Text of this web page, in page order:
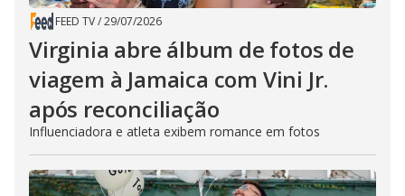
FEED TV/29/07/2026
Virginia abre álbum de fotos de
viagem à Jamaica com Vini Jr.
após reconciliação
Influenciadora e atleta exibem romance em fotos